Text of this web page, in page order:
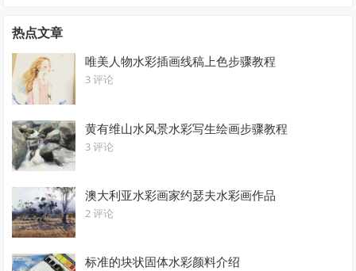
热点文章
唯美人物水彩插画线稿上色步骤教程
3 评论
黄有维山水风景水彩写生绘画步骤教程
3 评论
澳大利亚水彩画家约瑟夫水彩画作品
2 评论
标准的块状固体水彩颜料介绍